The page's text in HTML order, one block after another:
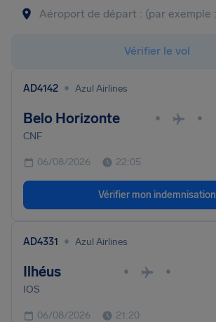
Vérifier le vol
AD4142 • Azul Airlines
Belo Horizonte • •
CNF
06/08/2026 22:05
Vérifier mon indemnisation
AD4331 • Azul Airlines
Ilhéus • •
IOS
06/08/2026 21:20